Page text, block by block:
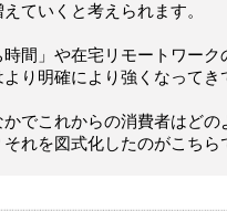
ていくと考えられます。
間」や在宅リモートワーク
り明確により強くなってき
でこれからの消費者はどの
れを図式化したのがこちら